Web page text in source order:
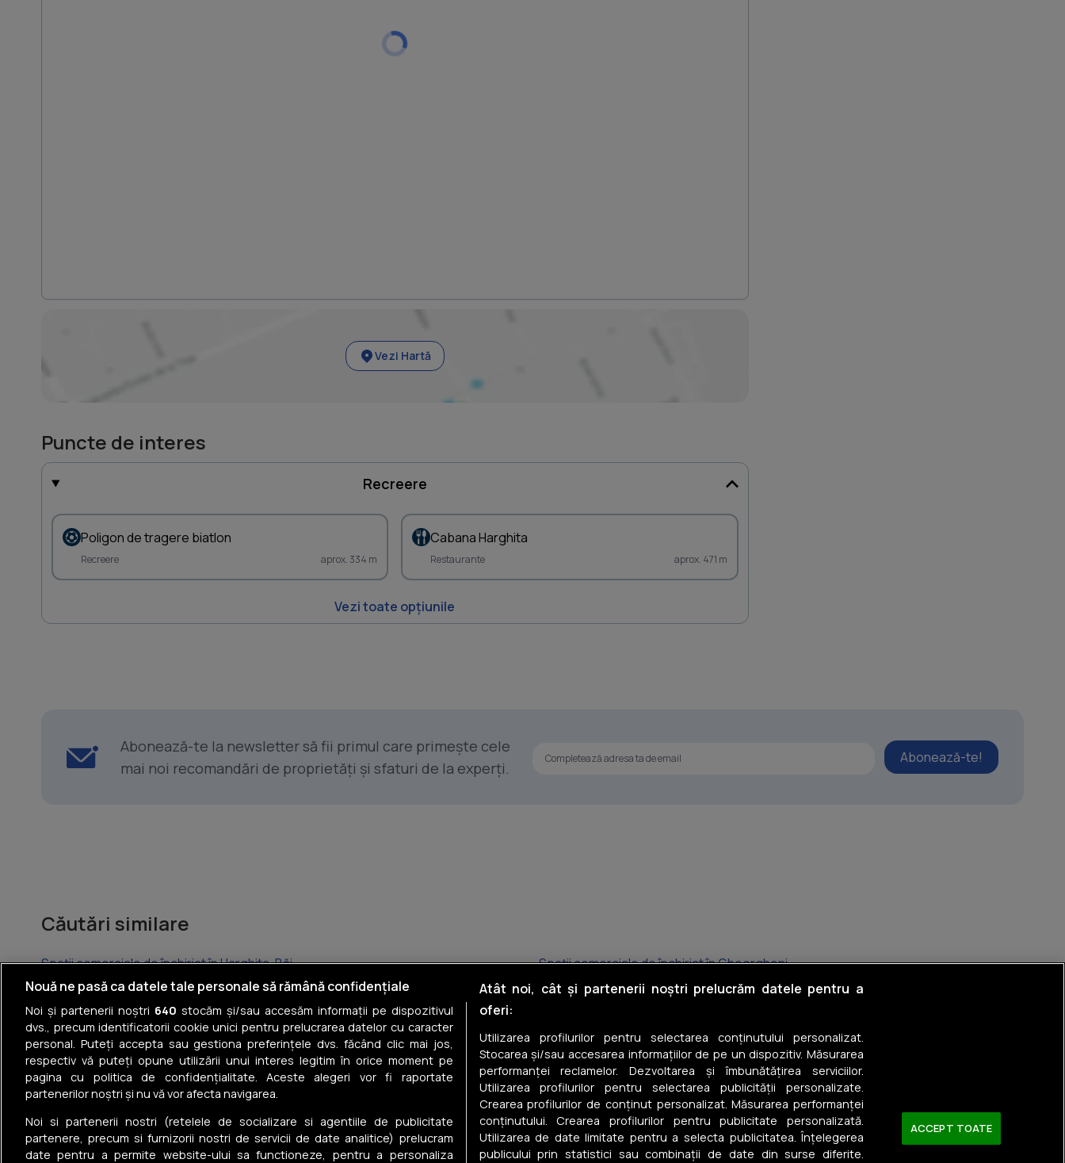
Vezi Hartă
Puncte de interes
Recreere
Poligon de tragere biatlon
Recreere aprox. 334 m
Cabana Harghita
Restaurante aprox. 471 m
Vezi toate opțiunile
Abonează-te la newsletter să fii primul care primește cele
mai noi recomandări de proprietăți și sfaturi de la experți.
Abonează-te!
Căutări similare
Spații comerciale de închiriat în Harghita-Băi
Spații comerciale de închiriat în Gheorgheni
Spații comerciale de închiriat în Toplița
Spații comerciale de închiriat în Jigodin-Băi
Spații comerciale de închiriat în Miercurea-Ciuc
Spații comerciale de închiriat în Odorheiu Secuiesc
Spații comerciale de închiriat în Tușnad
Spații comerciale de închiriat în Lacu Roșu
Spații comerciale de închiriat în Băile Tușnad
Spații comerciale de închiriat în Ghipeș
Spații comerciale de închiriat în Izvoru Mureșului
Spații comerciale de închiriat în Joseni
Nouă ne pasă ca datele tale personale să rămână confidențiale
Noi și partenerii noștri 640 stocăm și/sau accesăm informații pe dispozitivul
dvs., precum identificatorii cookie unici pentru prelucrarea datelor cu caracter
personal. Puteți accepta sau gestiona preferințele dvs. făcând clic mai jos,
respectiv vă puteți opune utilizării unui interes legitim în orice moment pe
pagina cu politica de confidențialitate. Aceste alegeri vor fi raportate
partenerilor noștri și nu vă vor afecta navigarea.
Noi si partenerii nostri (retelele de socializare si agentiile de publicitate
partenere, precum si furnizorii nostri de servicii de date analitice) prelucram
date pentru a permite website-ului sa functioneze, pentru a personaliza
Atât noi, cât și partenerii noștri prelucrăm datele pentru a
oferi:
Utilizarea profilurilor pentru selectarea conținutului personalizat.
Stocarea și/sau accesarea informațiilor de pe un dispozitiv. Măsurarea
performanței reclamelor. Dezvoltarea și îmbunătățirea serviciilor.
Utilizarea profilurilor pentru selectarea publicității personalizate.
Crearea profilurilor de conținut personalizat. Măsurarea performanței
conținutului. Crearea profilurilor pentru publicitate personalizată.
Utilizarea de date limitate pentru a selecta publicitatea. Înțelegerea
publicului prin statistici sau combinații de date din surse diferite.
ACCEPT TOATE